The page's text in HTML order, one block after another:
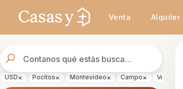
Venta Alquiler
de
propiedades
USD× Pocitos× Montevideo× Campo× Venta